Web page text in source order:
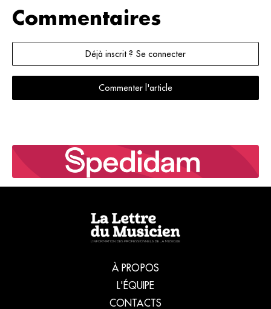
Commentaires
Déjà inscrit ? Se connecter
Commenter l'article
À PROPOS
L'ÉQUIPE
CONTACTS